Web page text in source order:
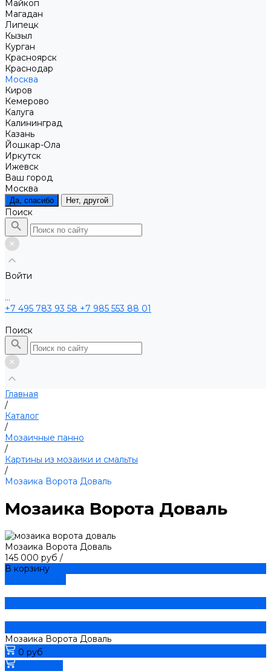
Майкоп
Магадан
Липецк
Кызыл
Курган
Красноярск
Краснодар
Москва
Киров
Кемерово
Калуга
Калининград
Казань
Йошкар-Ола
Иркутск
Ижевск
Ваш город
Москва
Да, спасибо Нет, другой
Поиск
Войти
...
+7 495 783 93 58 +7 985 553 88 01
Поиск
Главная
/
Каталог
/
Мозаичные панно
/
Картины из мозаики и смальты
/
Мозаика Ворота Доваль
Мозаика Ворота Доваль
Мозаика Ворота Доваль
145 000 руб /
В корзину
Мозаика Ворота Доваль
0 руб